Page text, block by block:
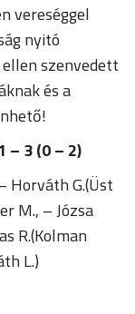
vereséggel
nyitó
szenvedett
és a
– 3 (0 – 2)
Horváth G.(Üst
M., – Józsa
R.(Kolman
L.)